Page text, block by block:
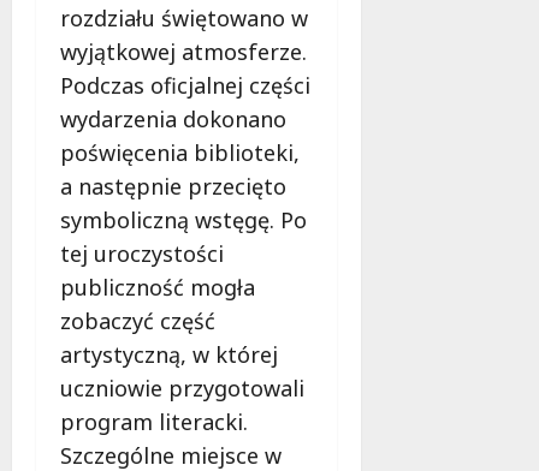
rozdziału świętowano w
wyjątkowej atmosferze.
Podczas oficjalnej części
wydarzenia dokonano
poświęcenia biblioteki,
a następnie przecięto
symboliczną wstęgę. Po
tej uroczystości
publiczność mogła
zobaczyć część
artystyczną, w której
uczniowie przygotowali
program literacki.
Szczególne miejsce w